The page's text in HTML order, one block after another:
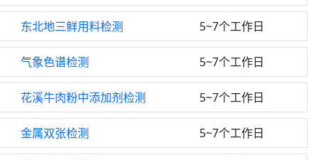
东北地三鲜用料检测 5~7个工作日
气象色谱检测 5~7个工作日
花溪牛肉粉中添加剂检测 5~7个工作日
金属双张检测 5~7个工作日